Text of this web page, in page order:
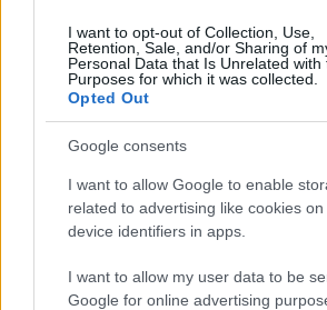
I want to opt-out of Collection, Use,
Retention, Sale, and/or Sharing of
Personal Data that Is Unrelated with
Purposes for which it was collected.
Opted Out
Google consents
I want to allow Google to enable
related to advertising like cookies
device identifiers in apps.
I want to allow my user data to be
Google for online advertising